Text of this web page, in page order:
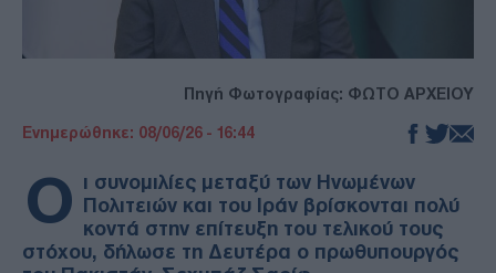
Πηγή Φωτογραφίας: ΦΩΤΟ ΑΡΧΕΙΟΥ
Ενημερώθηκε: 08/06/26 - 16:44
Ο ι συνομιλίες μεταξύ των Ηνωμένων
Πολιτειών και του Ιράν βρίσκονται πολύ
κοντά στην επίτευξη του τελικού τους
στόχου, δήλωσε τη Δευτέρα ο πρωθυπουργός